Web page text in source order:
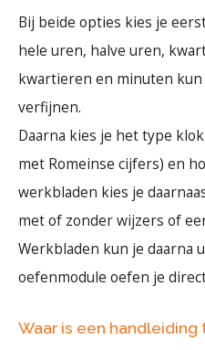
Bij beide opties kies je
hele uren, halve uren,
kwartieren en minuten
verfijnen.
Daarna kies je het type
met Romeinse cijfers) en
werkbladen kies je
met of zonder wijzers of
Werkbladen kun je daarna
oefenmodule oefen je
Waar is een handleiding